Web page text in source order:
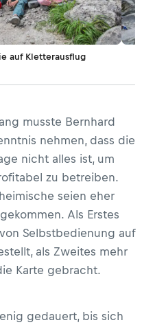
auf Kletterausflug
musste Bernhard
nehmen, dass die
nicht alles ist, um
zu betreiben.
seien eher
Als Erstes
Selbstbedienung auf
als Zweites mehr
Karte gebracht.
gedauert, bis sich